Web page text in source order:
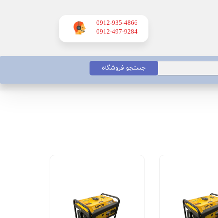
0912-935-4866
​​​​​​​0912-497-9284
جستجو فروشگاه